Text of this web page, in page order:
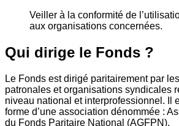
Veiller à la conformité de
aux organisations concernées.
Qui dirige le Fonds ?
Le Fonds est dirigé paritairement par
patronales et organisations syndicales
niveau national et interprofessionnel. Il
forme d’une association dénommée :
du Fonds Paritaire National (AGFPN).